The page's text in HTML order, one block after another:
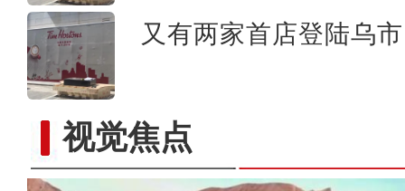
又有两家首店登陆乌
视觉焦点全长561公里的独库公